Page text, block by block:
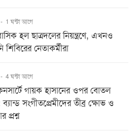
- 1 ঘন্টা আগে
হল ছাত্রদলের নিয়ন্ত্রণে, এখনও
শিবিরের নেতাকর্মীরা
- 4 ঘন্টা আগে
গায়ক হাসানের ওপর বোতল
ব্যান্ড সংগীতপ্রেমীদের তীব্র ক্ষোভ ও
প্রশ্ন